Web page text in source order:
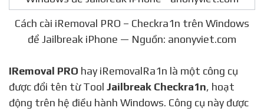
Cách cài iRemoval PRO – Checkra1n trên Windows
để Jailbreak iPhone — Nguồn: anonyviet.com
IRemoval PRO hay iRemovalRa1n là một công cụ
được đổi tên từ Tool Jailbreak Checkra1n, hoạt
động trên hệ điều hành Windows. Công cụ này được